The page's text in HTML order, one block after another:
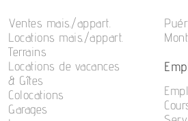
Ventes mais./appart.
Locations mais./appart.
Terrains
Locations de vacances
& Gîtes
Colocations
Garages